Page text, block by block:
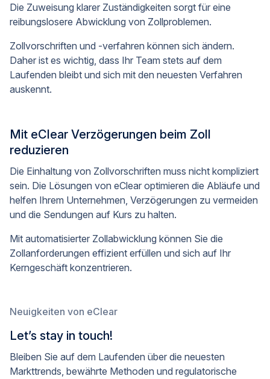
Die Zuweisung klarer Zuständigkeiten sorgt für eine
reibungslosere Abwicklung von Zollproblemen.
Zollvorschriften und -verfahren können sich ändern.
Daher ist es wichtig, dass Ihr Team stets auf dem
Laufenden bleibt und sich mit den neuesten Verfahren
auskennt.
Mit eClear Verzögerungen beim Zoll
reduzieren
Die Einhaltung von Zollvorschriften muss nicht kompliziert
sein. Die Lösungen von eClear optimieren die Abläufe und
helfen Ihrem Unternehmen, Verzögerungen zu vermeiden
und die Sendungen auf Kurs zu halten.
Mit automatisierter Zollabwicklung können Sie die
Zollanforderungen effizient erfüllen und sich auf Ihr
Kerngeschäft konzentrieren.
Neuigkeiten von eClear
Let’s stay in touch!
Bleiben Sie auf dem Laufenden über die neuesten
Markttrends, bewährte Methoden und regulatorische